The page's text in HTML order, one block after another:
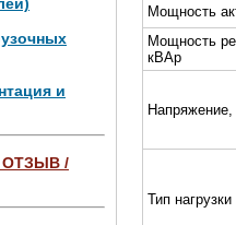
и
ОТЗЫВ /
4 МВт,
Мощность
Мощность
кВАр
Тип нагрузки